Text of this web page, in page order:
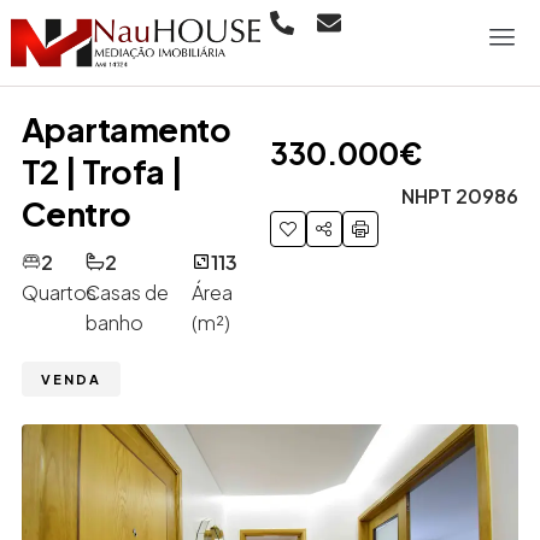
Apartamento
T2 | Trofa |
Centro
Quartos
2
Casas de
banho
2
Área
(m²)
113
VENDA
330.000€
NHPT 20986